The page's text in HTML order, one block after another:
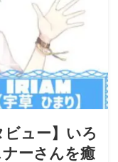
ュー】いろ
ーさんを癒